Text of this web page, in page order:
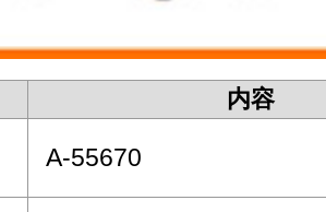
内容
A-55670